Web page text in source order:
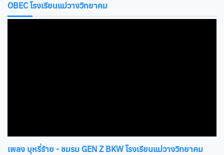
OBEC โรงเรียนแม่วางวิทยาคม
เพลง บุหรี่ร้าย - ชมรม GEN Z BKW โรงเรียนแม่วางวิทยาคม